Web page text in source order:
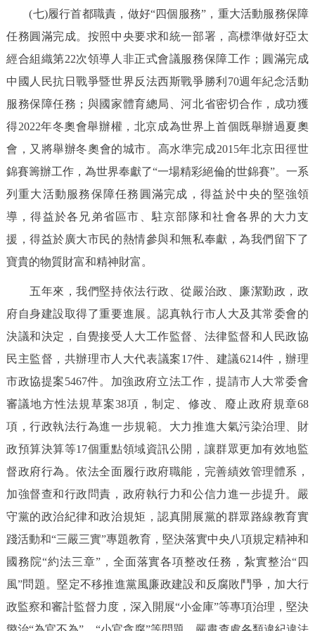
(七)履行首都職責，做好“四個服務”，重大活動服務保障
任務圓滿完成。按照中央要求和統一部署，高標準做好亞太
經合組織第22次領導人非正式會議服務保障工作；圓滿完成
中國人民抗日戰爭暨世界反法西斯戰爭勝利70週年紀念活動
服務保障任務；與國家體育總局、河北省密切合作，成功獲
得2022年冬奧會舉辦權，北京成為世界上首個既舉辦過夏奧
會，又將舉辦冬奧會的城市。高水準完成2015年北京田徑世
錦賽籌辦工作，為世界奉獻了“一場精彩絕倫的世錦賽”。一系
列重大活動服務保障任務圓滿完成，得益於中央的堅強領
導，得益於各兄弟省區市、駐京部隊和社會各界的大力支
援，得益於廣大市民的熱情參與和無私奉獻，為我們留下了
寶貴的物質財富和精神財富。
五年來，我們堅持依法行政、從嚴治政、廉潔勤政，政
府自身建設取得了重要進展。認真執行市人大及其常委會的
決議和決定，自覺接受人大工作監督、法律監督和人民政協
民主監督，共辦理市人大代表議案17件、建議6214件，辦理
市政協提案5467件。加強政府立法工作，提請市人大常委會
審議地方性法規草案38項，制定、修改、廢止政府規章68
項，行政執法行為進一步規範。大力推進大氣污染治理、財
政預算決算等17個重點領域資訊公開，讓群眾更加有效地監
督政府行為。依法全面履行政府職能，完善績效管理體系，
加強督查和行政問責，政府執行力和公信力進一步提升。嚴
守黨的政治紀律和政治規矩，認真開展黨的群眾路線教育實
踐活動和“三嚴三實”專題教育，堅決落實中央八項規定精神和
國務院“約法三章”，全面落實各項整改任務，紮實整治“四
風”問題。堅定不移推進黨風廉政建設和反腐敗鬥爭，加大行
政監察和審計監督力度，深入開展“小金庫”等專項治理，堅決